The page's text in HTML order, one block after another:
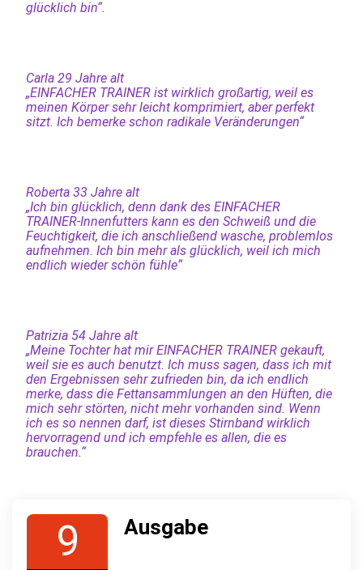
glücklich bin“.
Carla 29 Jahre alt
„EINFACHER TRAINER ist wirklich großartig, weil es
meinen Körper sehr leicht komprimiert, aber perfekt
sitzt. Ich bemerke schon radikale Veränderungen“
Roberta 33 Jahre alt
„Ich bin glücklich, denn dank des EINFACHER
TRAINER-Innenfutters kann es den Schweiß und die
Feuchtigkeit, die ich anschließend wasche, problemlos
aufnehmen. Ich bin mehr als glücklich, weil ich mich
endlich wieder schön fühle“
Patrizia 54 Jahre alt
„Meine Tochter hat mir EINFACHER TRAINER gekauft,
weil sie es auch benutzt. Ich muss sagen, dass ich mit
den Ergebnissen sehr zufrieden bin, da ich endlich
merke, dass die Fettansammlungen an den Hüften, die
mich sehr störten, nicht mehr vorhanden sind. Wenn
ich es so nennen darf, ist dieses Stirnband wirklich
hervorragend und ich empfehle es allen, die es
brauchen.“
9 Ausgabe